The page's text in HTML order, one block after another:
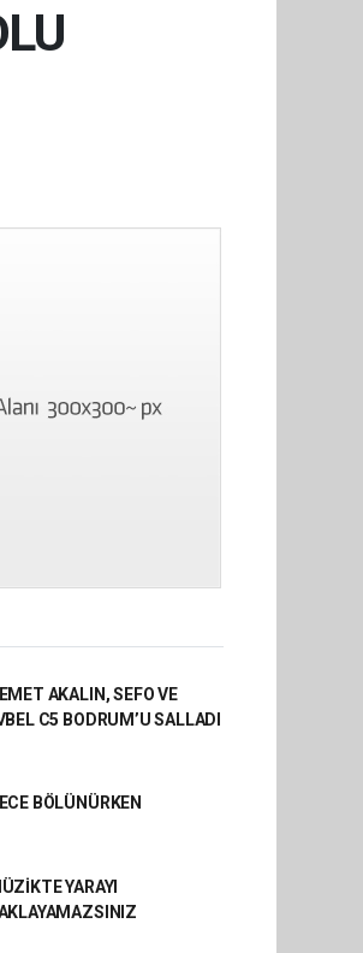
AKALIN, SEFO VE
C5 BODRUM’U SALLADI
BÖLÜNÜRKEN
YARAYI